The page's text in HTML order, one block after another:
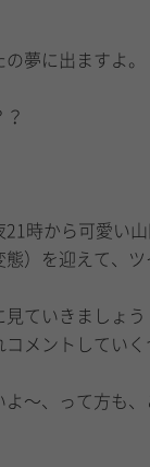
夢に出ますよ。
時から可愛い
）を迎えて、ツ
ていきましょう
メントしていく
〜、って方も